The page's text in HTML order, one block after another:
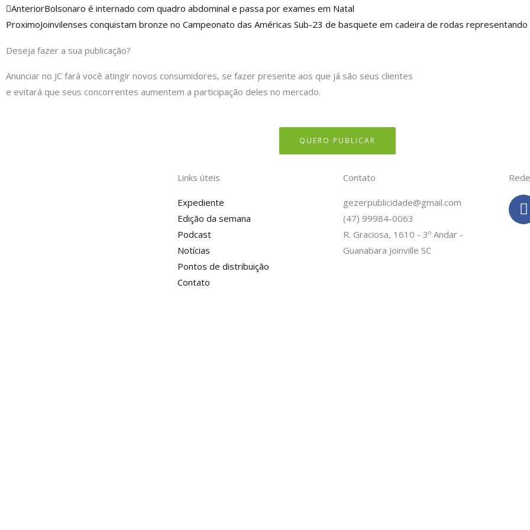
Anterior
AnteriorBolsonaro é internado com quadro abdominal e passa por exames em Natal
ProximoJoinvilenses conquistam bronze no Campeonato das Américas Sub-23 de basquete em cadeira de rodas representando
Deseja fazer a sua publicação?
Anunciar no JC fará você atingir novos consumidores, se fazer presente aos que já são seus clientes
e evitará que seus concorrentes aumentem a participação deles no mercado.
QUERO PUBLICAR
Links úteis
Expediente
Edição da semana
Podcast
Notícias
Pontos de distribuição
Contato
Contato
gezerpublicidade@gmail.com
(47) 99984-0063
R. Graciosa, 1610 - 3º Andar -
Guanabara Joinville SC
F
a
c